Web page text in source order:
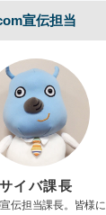
宣伝担当
サイバ課長
伝担当課長。皆様